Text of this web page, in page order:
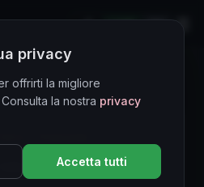
LIVE
2011
privacy
offrirti la migliore
la nostra privacy
Accetta tutti